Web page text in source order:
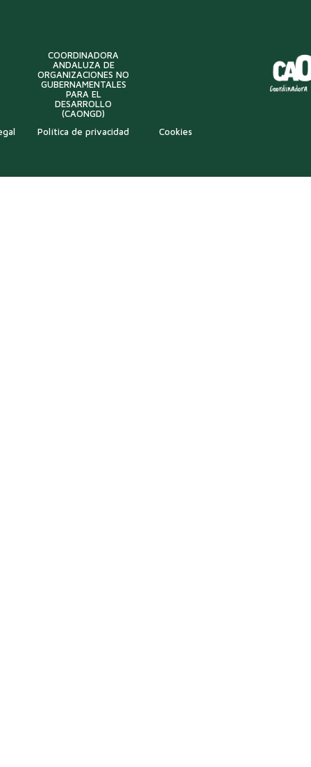
COORDINADORA
ANDALUZA DE
ORGANIZACIONES NO
GUBERNAMENTALES
PARA EL
DESARROLLO
(CAONGD)
Política de privacidad Cookies